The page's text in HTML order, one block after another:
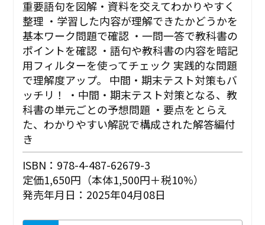
重要語句を図解・資料を交えてわかりやすく
整理 ・学習した内容が理解できたかどうかを
基本ワーク問題で確認 ・一問一答で教科書の
ポイントを確認 ・語句や教科書の内容を暗記
用フィルターを使ってチェック 実践的な問題
で理解度アップ。 中間・期末テスト対策もバ
ッチリ！ ・中間・期末テスト対策となる、教
科書の単元ごとの予想問題 ・要点をとらえ
た、わかりやすい解説で構成された解答編付
き
ISBN：978-4-487-62679-3
定価1,650円（本体1,500円＋税10%）
発売年月日：2025年04月08日